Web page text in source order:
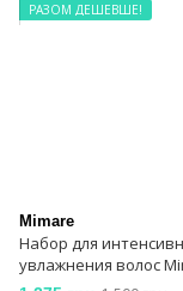
РАЗОМ ДЕШЕВШЕ!
Mimare
Набор для
увлажнения волос